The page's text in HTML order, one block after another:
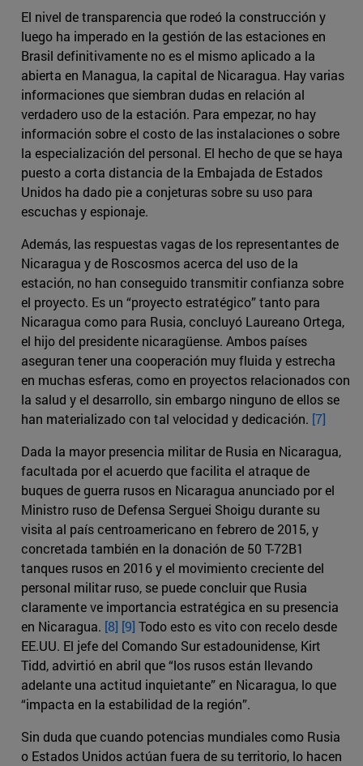
El nivel de transparencia que rodeó la construcción y
luego ha imperado en la gestión de las estaciones en
Brasil definitivamente no es el mismo aplicado a la
abierta en Managua, la capital de Nicaragua. Hay varias
informaciones que siembran dudas en relación al
verdadero uso de la estación. Para empezar, no hay
información sobre el costo de las instalaciones o sobre
la especialización del personal. El hecho de que se haya
puesto a corta distancia de la Embajada de Estados
Unidos ha dado pie a conjeturas sobre su uso para
escuchas y espionaje.
Además, las respuestas vagas de los representantes de
Nicaragua y de Roscosmos acerca del uso de la
estación, no han conseguido transmitir confianza sobre
el proyecto. Es un “proyecto estratégico” tanto para
Nicaragua como para Rusia, concluyó Laureano Ortega,
el hijo del presidente nicaragüense. Ambos países
aseguran tener una cooperación muy fluida y estrecha
en muchas esferas, como en proyectos relacionados con
la salud y el desarrollo, sin embargo ninguno de ellos se
han materializado con tal velocidad y dedicación. [7]
Dada la mayor presencia militar de Rusia en Nicaragua,
facultada por el acuerdo que facilita el atraque de
buques de guerra rusos en Nicaragua anunciado por el
Ministro ruso de Defensa Serguei Shoigu durante su
visita al país centroamericano en febrero de 2015, y
concretada también en la donación de 50 T-72B1
tanques rusos en 2016 y el movimiento creciente del
personal militar ruso, se puede concluir que Rusia
claramente ve importancia estratégica en su presencia
en Nicaragua. [8] [9] Todo esto es vito con recelo desde
EE.UU. El jefe del Comando Sur estadounidense, Kirt
Tidd, advirtió en abril que “los rusos están llevando
adelante una actitud inquietante” en Nicaragua, lo que
“impacta en la estabilidad de la región”.
Sin duda que cuando potencias mundiales como Rusia
o Estados Unidos actúan fuera de su territorio, lo hacen